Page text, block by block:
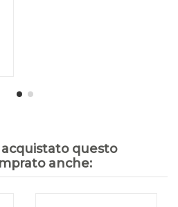
questo
anche: